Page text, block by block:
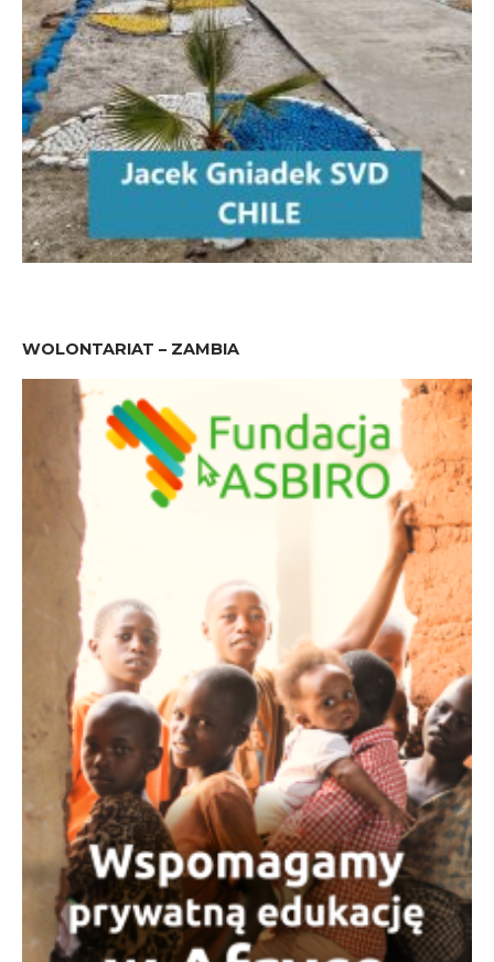
WOLONTARIAT – ZAMBIA